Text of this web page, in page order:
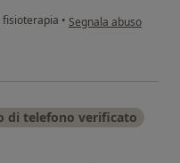
fisioterapia • secondo l'opinione
Segnala abuso
di telefono verificato